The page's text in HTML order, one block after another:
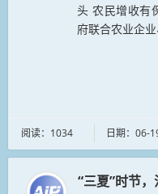
头 农民增收有
府联合农业企
阅读：1034 日期：06-
“三夏”时节